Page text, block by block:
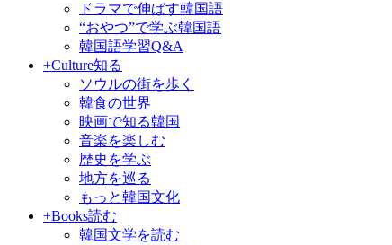
ドラマで伸ばす韓国語
“おやつ”で学ぶ韓国語
韓国語学習Q&A
+Culture知る
ソウルの街を歩く
韓食の世界
映画で知る韓国
音楽を楽しむ
歴史を学ぶ
地方を巡る
もっと韓国文化
+Books読む
韓国文学を読む